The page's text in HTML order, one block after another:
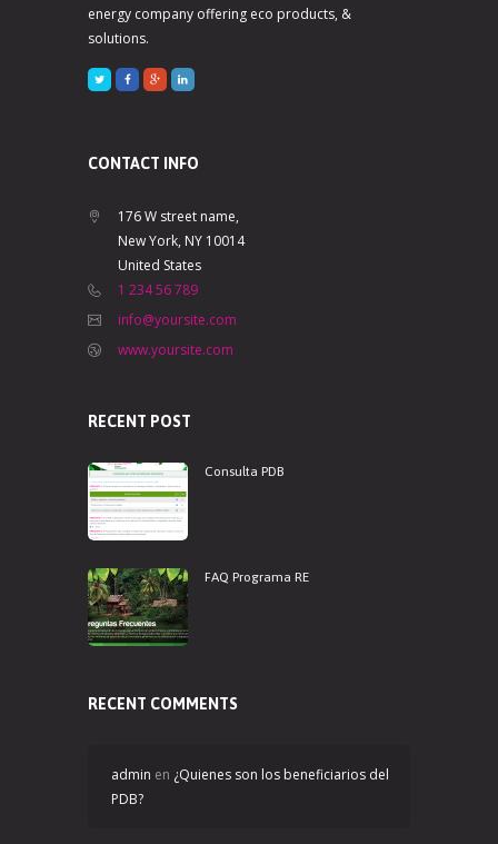
energy company offering eco products, &
solutions.
CONTACT INFO
176 W street name,
New York, NY 10014
United States
1 234 56 789
info@yoursite.com
www.yoursite.com
RECENT POST
Consulta PDB
FAQ Programa RE
RECENT COMMENTS
admin en ¿Quienes son los beneficiarios del
PDB?